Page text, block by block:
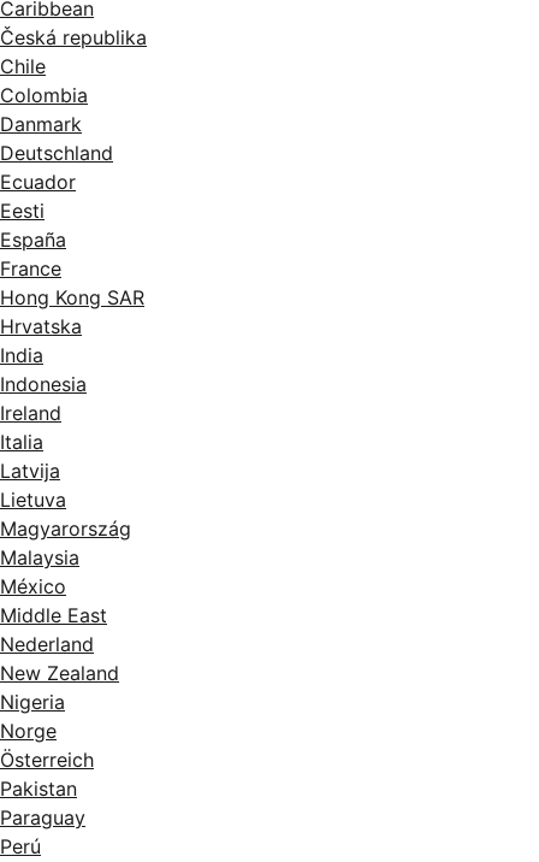
Caribbean
Česká republika
Chile
Colombia
Danmark
Deutschland
Ecuador
Eesti
España
France
Hong Kong SAR
Hrvatska
India
Indonesia
Ireland
Italia
Latvija
Lietuva
Magyarország
Malaysia
México
Middle East
Nederland
New Zealand
Nigeria
Norge
Österreich
Pakistan
Paraguay
Perú